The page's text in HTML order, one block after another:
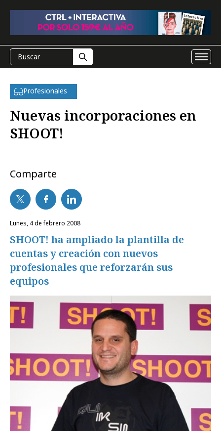
Profesionales
Nuevas incorporaciones en
SHOOT!
Comparte
lunes, 4 de febrero 2008
SHOOT! ha ampliado la plantilla de
cuentas y creación con nuevos
profesionales que reforzarán sus
equipos